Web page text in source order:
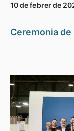
10 de febrer de
Ceremonia